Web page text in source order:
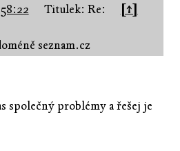
Titulek: Re:
[↑]
seznam.cz
společný problémy a řešej je